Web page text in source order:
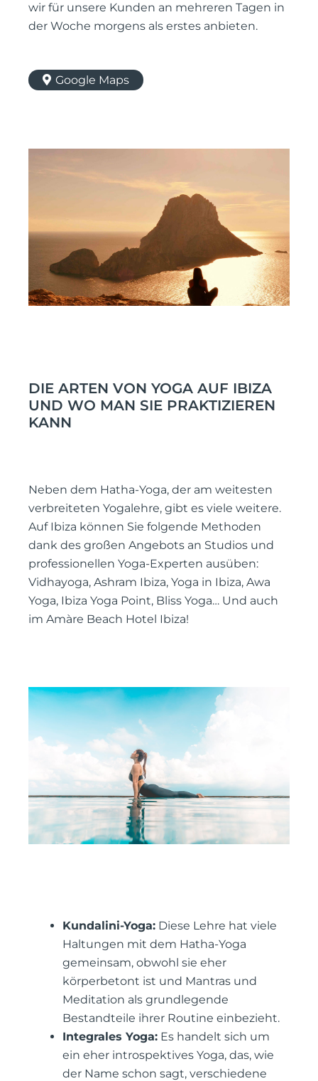
wir für unsere Kunden an mehreren Tagen in
der Woche morgens als erstes anbieten.
Google Maps
DIE ARTEN VON YOGA AUF IBIZA
UND WO MAN SIE PRAKTIZIEREN
KANN
Neben dem Hatha-Yoga, der am weitesten
verbreiteten Yogalehre, gibt es viele weitere.
Auf Ibiza können Sie folgende Methoden
dank des großen Angebots an Studios und
professionellen Yoga-Experten ausüben:
Vidhayoga, Ashram Ibiza, Yoga in Ibiza, Awa
Yoga, Ibiza Yoga Point, Bliss Yoga… Und auch
im Amàre Beach Hotel Ibiza!
Kundalini-Yoga: Diese Lehre hat viele
Haltungen mit dem Hatha-Yoga
gemeinsam, obwohl sie eher
körperbetont ist und Mantras und
Meditation als grundlegende
Bestandteile ihrer Routine einbezieht.
Integrales Yoga: Es handelt sich um
ein eher introspektives Yoga, das, wie
der Name schon sagt, verschiedene